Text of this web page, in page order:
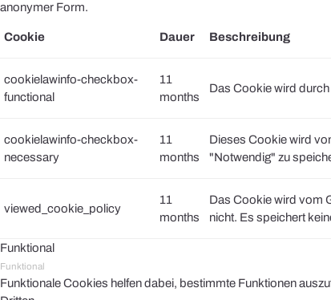
anonymer Form.
Cookie Dauer Beschreibung
cookielawinfo-checkbox-
functional
11
months
Das Cookie wird
cookielawinfo-checkbox-
necessary
11
months
Dieses Cookie wird
"Notwendig" zu
viewed_cookie_policy
11
months
Das Cookie wird vom
nicht. Es speichert
Funktional
Funktional
Funktionale Cookies helfen dabei, bestimmte Funktionen